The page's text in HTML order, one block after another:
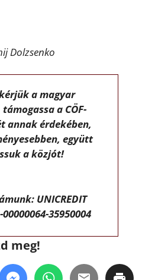
Dolzsenko
a magyar
a CÖF-
annak érdekében,
együtt
a közjót!
UNICREDIT
35950004
meg!